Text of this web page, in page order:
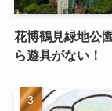
花博鶴見緑地公
ら遊具がない！